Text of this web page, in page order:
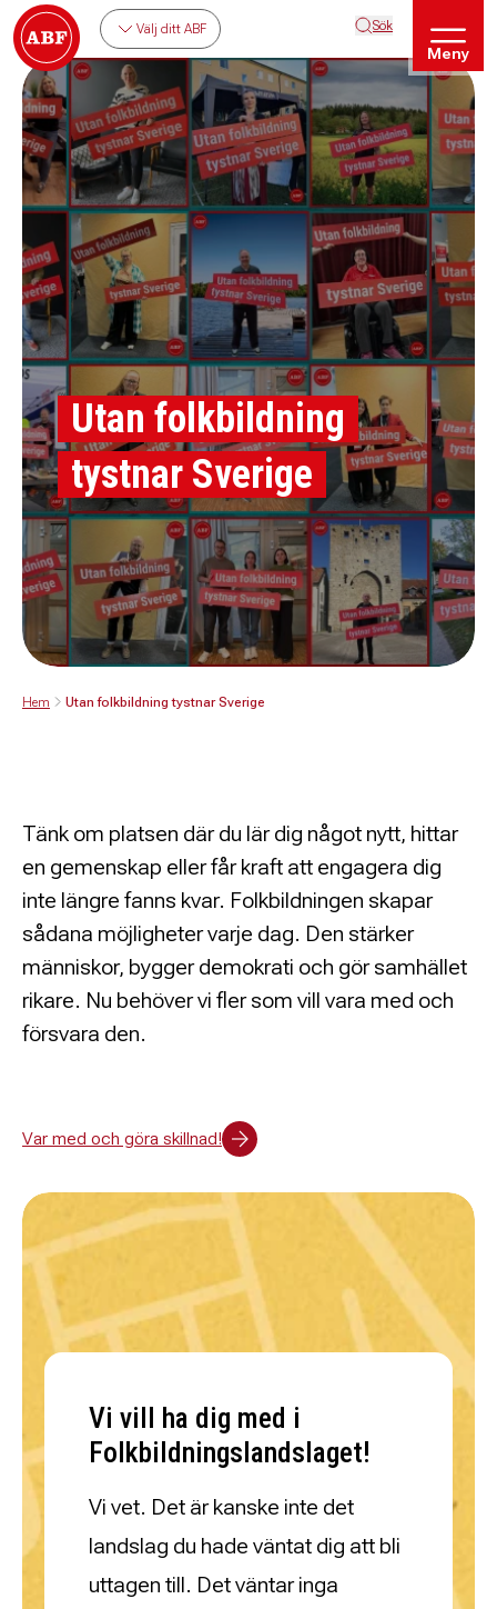
Välj ditt ABF Sök
Meny
Utan folkbildning
tystnar Sverige
Hem Utan folkbildning tystnar Sverige
Tänk om platsen där du lär dig något nytt, hittar
en gemenskap eller får kraft att engagera dig
inte längre fanns kvar. Folkbildningen skapar
sådana möjligheter varje dag. Den stärker
människor, bygger demokrati och gör samhället
rikare. Nu behöver vi fler som vill vara med och
försvara den.
Var med och göra skillnad!
Vi vill ha dig med i
Folkbildningslandslaget!
Vi vet. Det är kanske inte det
landslag du hade väntat dig att bli
uttagen till. Det väntar inga